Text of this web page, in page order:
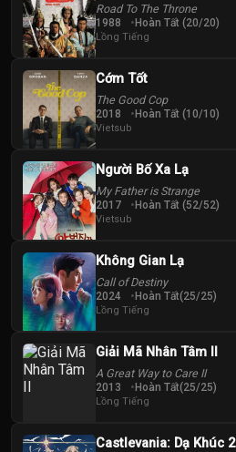
邓恩熙
Road To The Throne
1988 Hoàn Tất (20/20)
Lồng Tiếng
Cớm Tốt
The Good Cop
2018 Hoàn Tất (10/10)
Vietsub
Người Bố Xa Lạ
My Father is Strange
2017 Hoàn Tất (52/52)
Vietsub
Không Gian Lạ
Call of Destiny
2024 Hoàn Tất(25/25)
Lồng Tiếng
Giải Mã Nhân Tâm II
A Great Way to Care II
2013 Hoàn Tất(25/25)
Lồng Tiếng
Castlevania: Dạ Khúc 2